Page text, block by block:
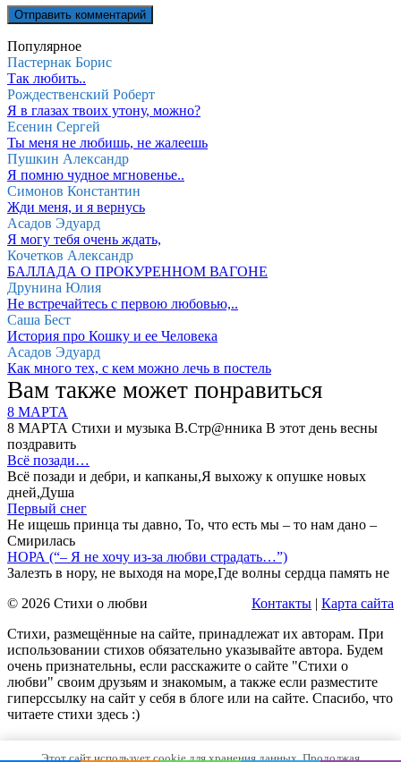
Популярное
Пастернак Борис
Так любить..
Рождественский Роберт
Я в глазах твоих утону, можно?
Есенин Сергей
Ты меня не любишь, не жалеешь
Пушкин Александр
Я помню чудное мгновенье..
Симонов Константин
Жди меня, и я вернусь
Асадов Эдуард
Я могу тебя очень ждать,
Кочетков Александр
БАЛЛАДА О ПРОКУРЕННОМ ВАГОНЕ
Друнина Юлия
Не встречайтесь с первою любовью,..
Саша Бест
История про Кошку и ее Человека
Асадов Эдуард
Как много тех, с кем можно лечь в постель
Вам также может понравиться
8 МАРТА
8 МАРТА Стихи и музыка В.Стр@нника В этот день весны
поздравить
Всё позади…
Всё позади и дебри, и капканы,Я выхожу к опушке новых
дней,Душа
Первый снег
Не ищешь принца ты давно, То, что есть мы – то нам дано –
Смирилась
НОРА (“– Я не хочу из-за любви страдать…”)
Залезть в нору, не выходя на море,Где волны сердца память не
© 2026 Стихи о любви
Контакты | Карта сайта
Стихи, размещённые на сайте, принадлежат их авторам. При
использовании стихов обязательно указывайте автора. Будем
очень признательны, если расскажите о сайте "Стихи о
любви" своим друзьям и знакомым, а также если разместите
гиперссылку на сайт у себя в блоге или на сайте. Спасибо, что
читаете стихи здесь :)
Этот сайт использует cookie для хранения данных. Продолжая